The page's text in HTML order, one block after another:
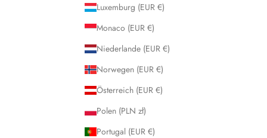
Luxemburg (EUR €)
Monaco (EUR €)
Niederlande (EUR €)
Norwegen (EUR €)
Österreich (EUR €)
Polen (PLN zł)
Portugal (EUR €)